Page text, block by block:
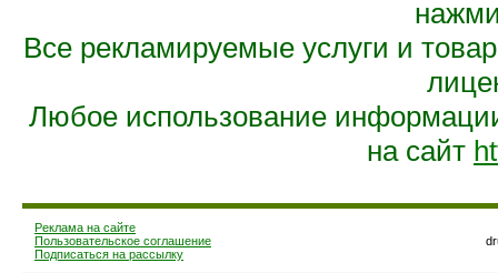
Все рекламируемые услуги и
Любое использование
на сайт
Реклама на сайте
Пользовательское соглашение
Подписаться на рассылку